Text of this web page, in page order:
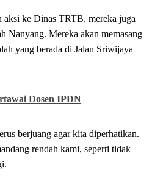
aksi ke Dinas TRTB, mereka juga
Nanyang. Mereka akan memasang
yang berada di Jalan Sriwijaya
Dosen IPDN
berjuang agar kita diperhatikan.
rendah kami, seperti tidak